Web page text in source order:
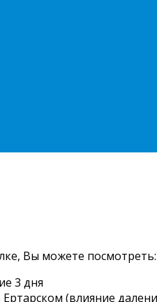
Вы можете посмотреть:
3 дня
(влияние